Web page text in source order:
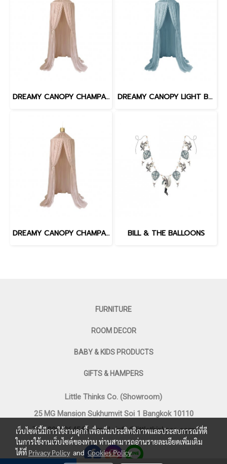
DREAMY CANOPY CHAMPAGNE SILVER DREAMY CANOPY LIGHT BLUE SILVER
DREAMY CANOPY CHAMPAGHE GOLD BILL & THE BALLOONS
FURNITURE
ROOM DECOR
BABY & KIDS PRODUCTS
GIFTS & HAMPERS
Little Thinks Co. (Showroom)
25 MG Mansion Sukhumvit Soi 1 Bangkok 10110
Tel : 0969364545Email :info@littlethinksco.com
เว็บไซต์นี้มีการใช้งานคุกกี้ เพื่อเพิ่มประสิทธิภาพและประสบการณ์ที่ดี
ในการใช้งานเว็บไซต์ของท่าน ท่านสามารถอ่านรายละเอียดเพิ่มเติม
ได้ที่ Privacy Policy and Cookies Policy